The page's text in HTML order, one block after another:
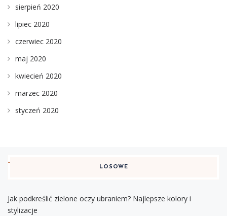
sierpień 2020
lipiec 2020
czerwiec 2020
maj 2020
kwiecień 2020
marzec 2020
styczeń 2020
LOSOWE
Jak podkreślić zielone oczy ubraniem? Najlepsze kolory i
stylizacje